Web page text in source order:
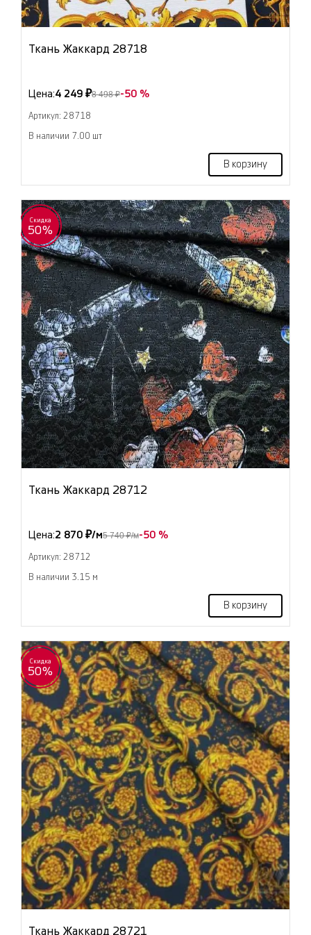
Ткань Жаккард 28718
Цена:4 249 ₽8 498 ₽-50 %
Артикул: 28718
В наличии 7.00 шт
В корзину
Скидка
50%
Ткань Жаккард 28712
Цена:2 870 ₽/м5 740 ₽/м-50 %
Артикул: 28712
В наличии 3.15 м
В корзину
Скидка
50%
Ткань Жаккард 28721